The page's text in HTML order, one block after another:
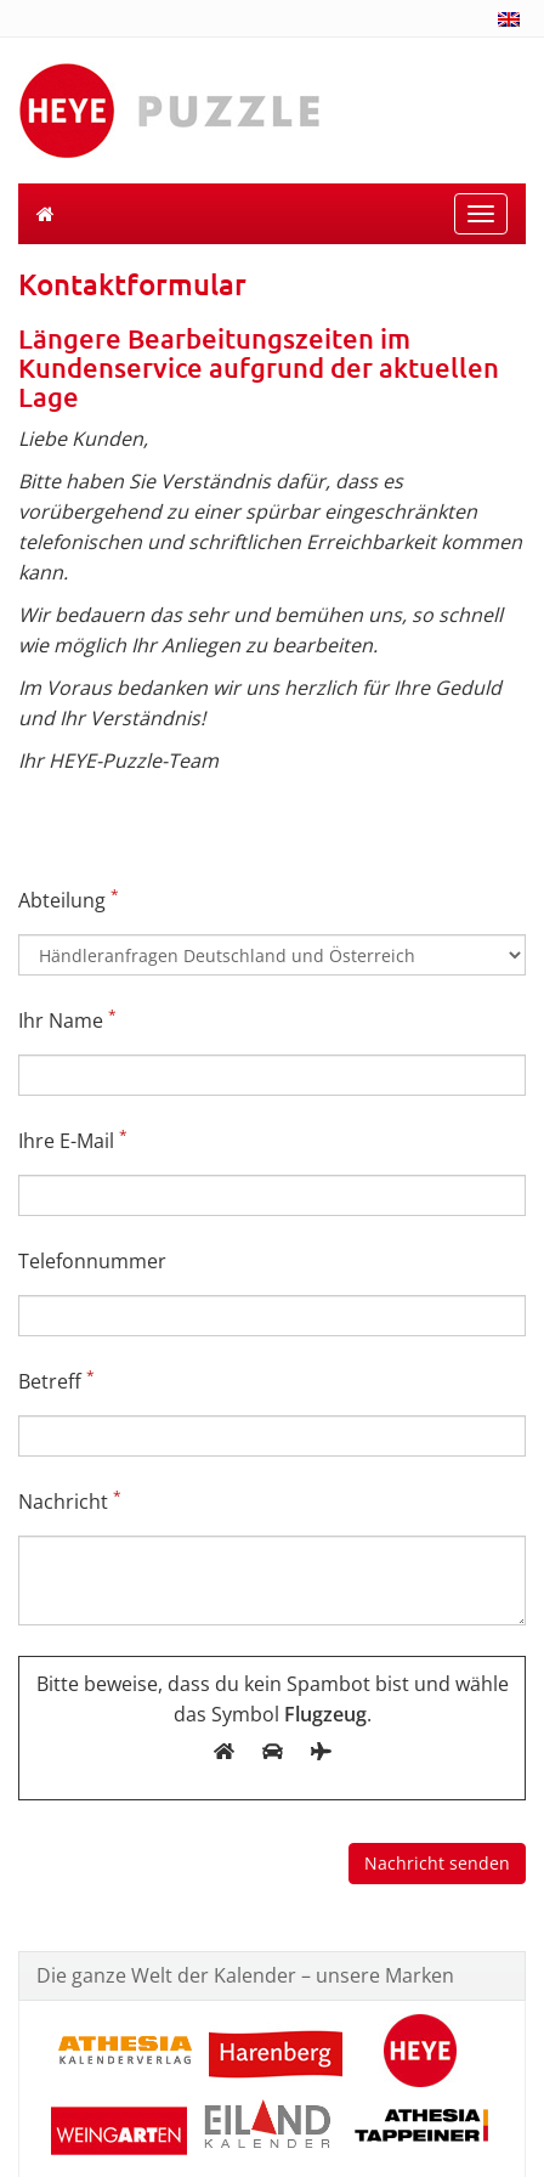
Toggle
Kontaktformular
Längere Bearbeitungszeiten im
Kundenservice aufgrund der aktuellen
Lage
Liebe Kunden,
Bitte haben Sie Verständnis dafür, dass es
vorübergehend zu einer spürbar eingeschränkten
telefonischen und schriftlichen Erreichbarkeit kommen
kann.
Wir bedauern das sehr und bemühen uns, so schnell
wie möglich Ihr Anliegen zu bearbeiten.
Im Voraus bedanken wir uns herzlich für Ihre Geduld
und Ihr Verständnis!
Ihr HEYE-Puzzle-Team
Abteilung *
Ihr Name *
Ihre E-Mail *
Telefonnummer
Betreff*
Nachricht *
Bitte beweise, dass du kein Spambot bist und wähle
das Symbol Flugzeug.
Die ganze Welt der Kalender – unsere Marken